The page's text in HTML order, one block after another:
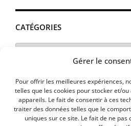
Gérer le
Pour offrir les meilleures expériences,
telles que les cookies pour stocker et/
appareils. Le fait de consentir à ces
traiter des données telles que le
uniques sur ce site. Le fait de ne
CATÉGORIES
Catégories